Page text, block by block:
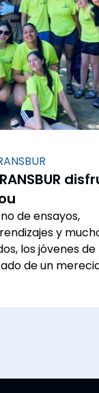
de ensayos,
y
los jóvenes de
de un